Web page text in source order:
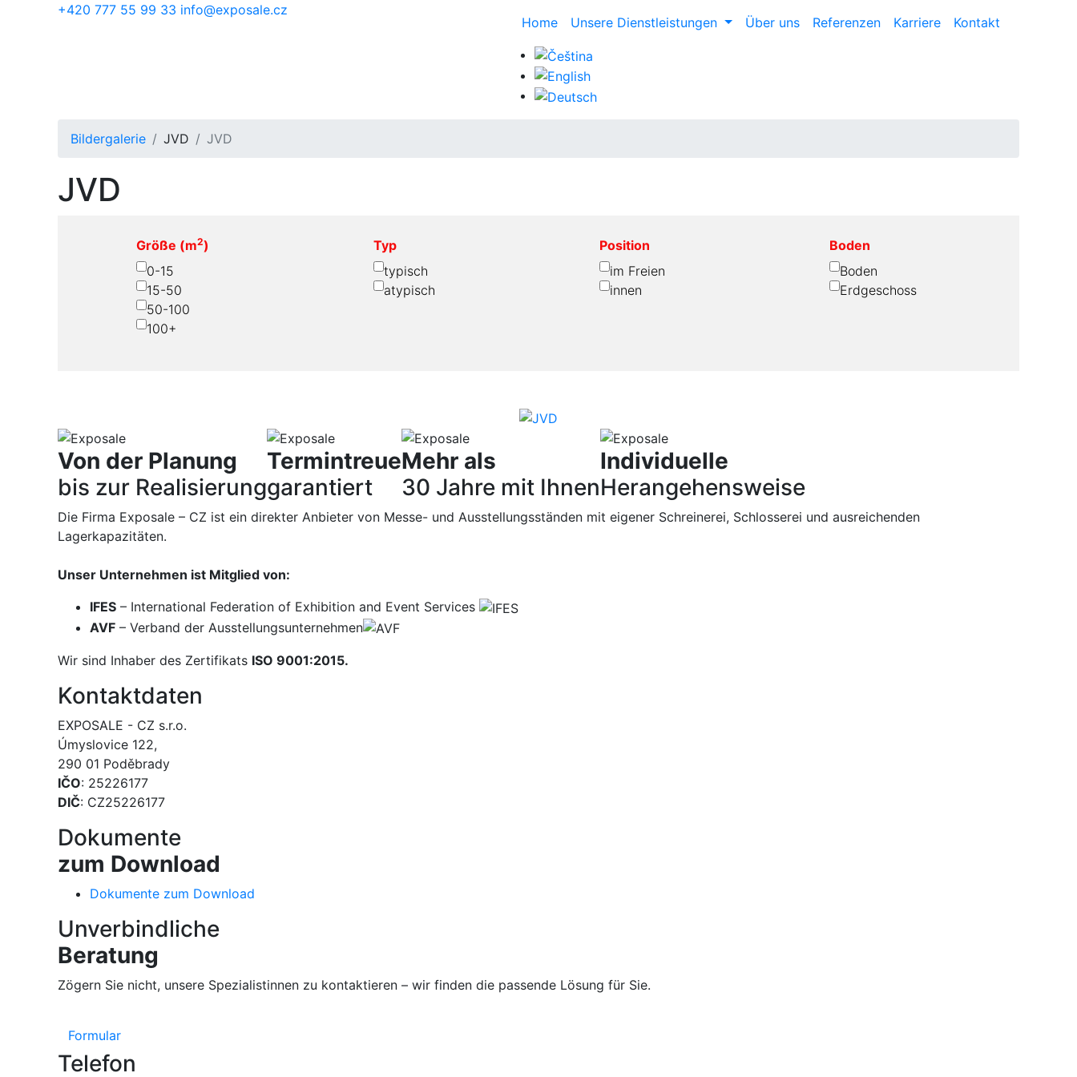
Skip to main content
+420 777 55 99 33 info@exposale.cz
Home
Unsere Dienstleistungen Über uns Referenzen Karriere Kontakt
Bildergalerie JVD JVD
JVD
Größe (m2)
0-15
15-50
50-100
100+
Typ
typisch
atypisch
Position
im Freien
innen
Boden
Boden
Erdgeschoss
Von der Planung
bis zur Realisierung
Termintreue
garantiert
Mehr als
30 Jahre mit Ihnen
Individuelle
Herangehensweise
Die Firma Exposale – CZ ist ein direkter Anbieter von Messe- und Ausstellungsständen mit eigener Schreinerei, Schlosserei und ausreichenden
Lagerkapazitäten.
Unser Unternehmen ist Mitglied von:
IFES – International Federation of Exhibition and Event Services
AVF – Verband der Ausstellungsunternehmen
Wir sind Inhaber des Zertifikats ISO 9001:2015.
Kontaktdaten
EXPOSALE - CZ s.r.o.
Úmyslovice 122,
290 01 Poděbrady
IČO: 25226177
DIČ: CZ25226177
Dokumente
zum Download
Dokumente zum Download
Unverbindliche
Beratung
Zögern Sie nicht, unsere Spezialistinnen zu kontaktieren – wir finden die passende Lösung für Sie.
Formular
Telefon